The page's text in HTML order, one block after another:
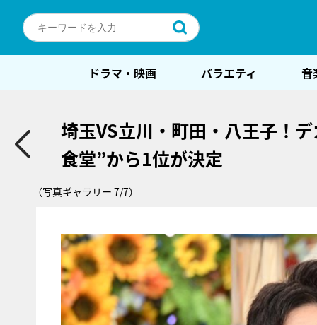
ドラマ・映画 バラエティ 音
埼玉VS立川・町田・八王子！
食堂”から1位が決定
（写真ギャラリー 7/7）